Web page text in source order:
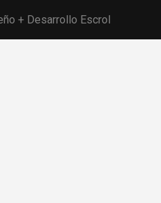
+ Desarrollo Escrol